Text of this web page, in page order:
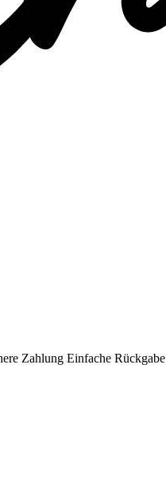
Zahlung Einfache Rückgabe